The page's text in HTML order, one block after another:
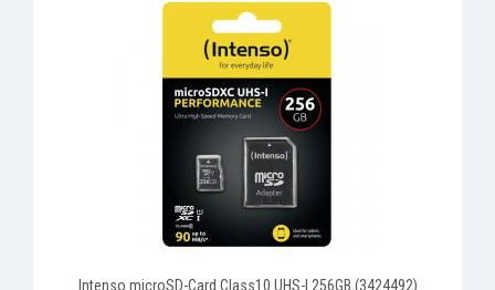
Intenso microSD-Card Class10 UHS-I 256GB (3424492)